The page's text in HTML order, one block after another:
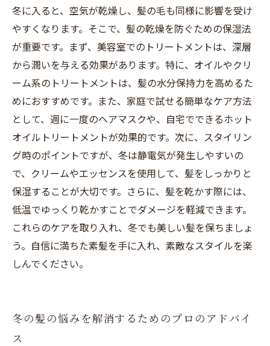
切れ毛や静電気を防ぐ！冬の髪を守るためのポ
イント
冬を乗り切るための髪の保湿とスタイリングの
まとめ
冬に入ると、空気が乾燥し、髪の毛も同様に影響を受け
やすくなります。そこで、髪の乾燥を防ぐための保湿法
が重要です。まず、美容室でのトリートメントは、深層
から潤いを与える効果があります。特に、オイルやクリ
ーム系のトリートメントは、髪の水分保持力を高めるた
めにおすすめです。また、家庭で試せる簡単なケア方法
として、週に一度のヘアマスクや、自宅でできるホット
オイルトリートメントが効果的です。次に、スタイリン
グ時のポイントですが、冬は静電気が発生しやすいの
で、クリームやエッセンスを使用して、髪をしっかりと
保湿することが大切です。さらに、髪を乾かす際には、
低温でゆっくり乾かすことでダメージを軽減できます。
これらのケアを取り入れ、冬でも美しい髪を保ちましょ
う。自信に満ちた素髪を手に入れ、素敵なスタイルを楽
しんでください。
冬の髪の悩みを解消するためのプロのアドバイ
ス